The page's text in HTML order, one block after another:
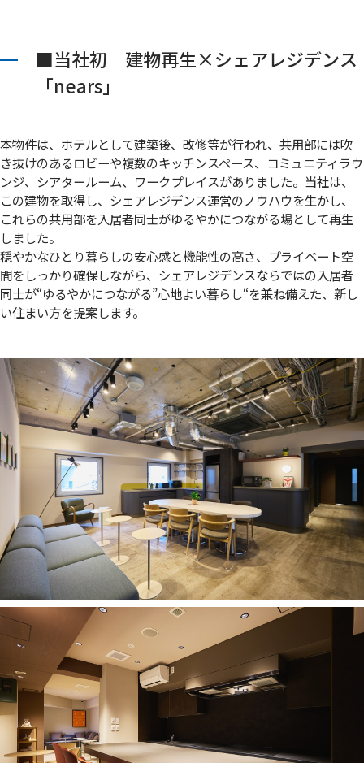
■当社初 建物再生×シェアレジデンス
「nears」
本物件は、ホテルとして建築後、改修等が行われ、共用部には吹
き抜けのあるロビーや複数のキッチンスペース、コミュニティラウ
ンジ、シアタールーム、ワークプレイスがありました。当社は、
この建物を取得し、シェアレジデンス運営のノウハウを生かし、
これらの共用部を入居者同士がゆるやかにつながる場として再生
しました。
穏やかなひとり暮らしの安心感と機能性の高さ、プライベート空
間をしっかり確保しながら、シェアレジデンスならではの入居者
同士が“ゆるやかにつながる”心地よい暮らし“を兼ね備えた、新し
い住まい方を提案します。